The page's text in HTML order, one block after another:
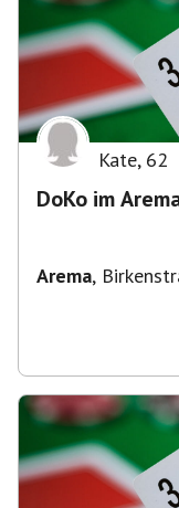
Kate, 62
DoKo im
Arema,